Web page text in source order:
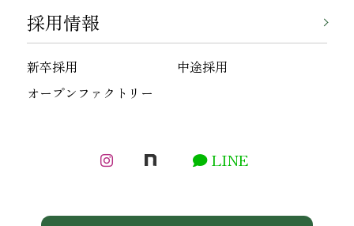
採用情報
新卒採用
中途採用
オープンファクトリー
LINE